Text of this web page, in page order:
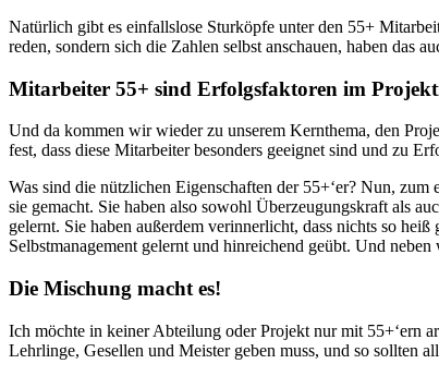
Natürlich gibt es einfallslose Sturköpfe unter den 55+
reden, sondern sich die Zahlen selbst anschauen, haben das
Mitarbeiter 55+ sind Erfolgsfaktoren im
Und da kommen wir wieder zu unserem Kernthema, den
fest, dass diese Mitarbeiter besonders geeignet sind und zu
Was sind die nützlichen Eigenschaften der 55+‘er? Nun,
sie gemacht. Sie haben also sowohl Überzeugungskraft als
gelernt. Sie haben außerdem verinnerlicht, dass nichts so
Selbstmanagement gelernt und hinreichend geübt. Und
Die Mischung macht es!
Ich möchte in keiner Abteilung oder Projekt nur mit 55+‘ern
Lehrlinge, Gesellen und Meister geben muss, und so sollten